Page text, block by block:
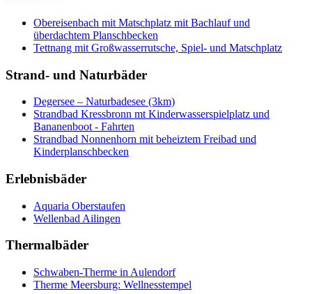
Obereisenbach mit Matschplatz mit Bachlauf und
überdachtem Planschbecken
Tettnang mit Großwasserrutsche, Spiel- und Matschplatz
Strand- und Naturbäder
Degersee – Naturbadesee (3km)
Strandbad Kressbronn mt Kinderwasserspielplatz und
Bananenboot - Fahrten
Strandbad Nonnenhorn mit beheiztem Freibad und
Kinderplanschbecken
Erlebnisbäder
Aquaria Oberstaufen
Wellenbad Ailingen
Thermalbäder
Schwaben-Therme in Aulendorf
Therme Meersburg: Wellnesstempel